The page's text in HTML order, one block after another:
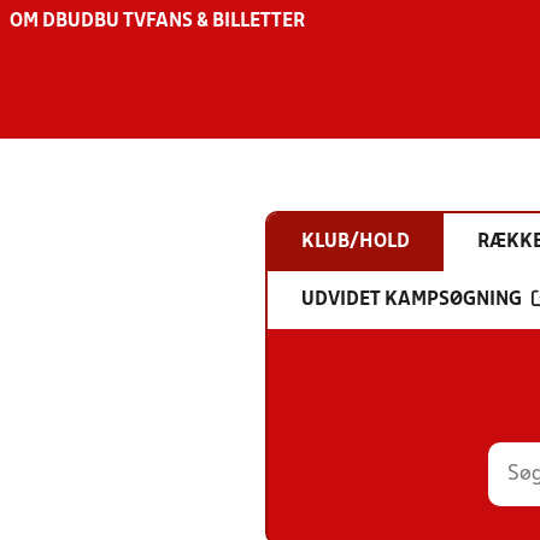
OM DBU DBU TV FANS & BILLETTER
KLUB/HOLD
UDVIDET KAMPSØGNING